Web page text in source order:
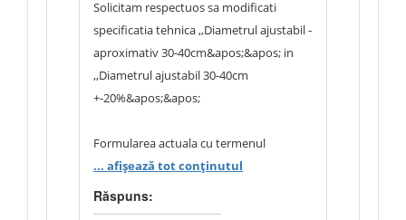
minimă, parametru care este direct
verificabil și suficient pentru a asigura
performanța clinică necesară.
Solicitam respectuos sa modificati
specificatia tehnica ,,Diametrul ajustabil -
aproximativ 30-40cm&apos;&apos; in
,,Diametrul ajustabil 30-40cm
+-20%&apos;&apos;
Formularea actuala cu termenul
„aproximativ” poate fi interpretata
diferit de către operatorii economici și de
catre grupul de lucru.Introducerea unei
... afișează tot conținutul
Răspuns: